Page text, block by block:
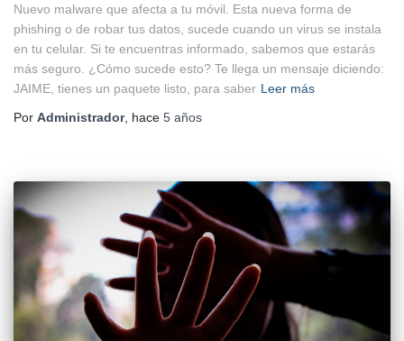
Nuevo malware que afecta a tu móvil. Esta nueva forma de
phishing o de robar tus datos, sucede cuando un virus se instala
en tu celular. Si te encuentras informado, sabemos que estarás
más seguro. ¿Cómo sucede esto? Te llega un mensaje diciendo:
JAIME, tienes un paquete listo, para saber Leer más
Por Administrador, hace 5 años